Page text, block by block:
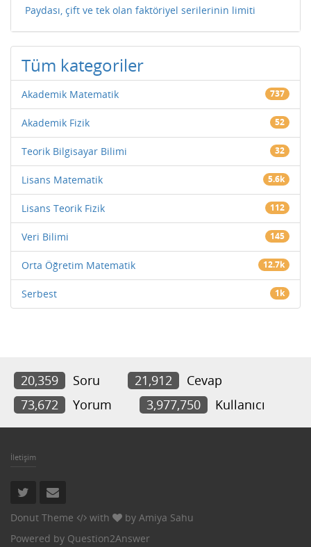
Paydası, çift ve tek olan faktöriyel serilerinin limiti
Tüm kategoriler
Akademik Matematik 737
Akademik Fizik 52
Teorik Bilgisayar Bilimi 32
Lisans Matematik 5.6k
Lisans Teorik Fizik 112
Veri Bilimi 145
Orta Öğretim Matematik 12.7k
Serbest 1k
20,359 Soru 21,912
Cevap
73,672
Yorum 3,977,750 Kullanıcı
İletişim
Donut Theme with by Amiya Sahu
Powered by Question2Answer